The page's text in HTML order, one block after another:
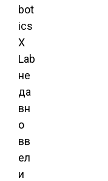
bot
ics
X
Lab
не
да
вн
о
вв
ел
и